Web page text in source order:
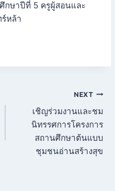
กษาปีที่ 5 ครูผู้สอนและ
หล้า
NEXT
เชิญร่วมงานและชม
นิทรรศการโครงการ
สถานศึกษาต้นแบบ
ชุมชนอ่านสร้างสุข